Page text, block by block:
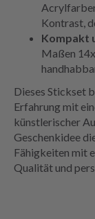
Kontrast,
Kompakt
Maßen
Dieses Stickset
Erfahrung mit
künstlerischer
Geschenkidee
Fähigkeiten mit
Qualität und